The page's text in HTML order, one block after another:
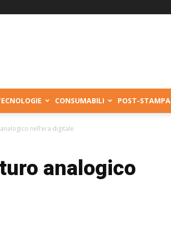
CONSUMABILI POST-STAMPA
nell’era digitale
analogico